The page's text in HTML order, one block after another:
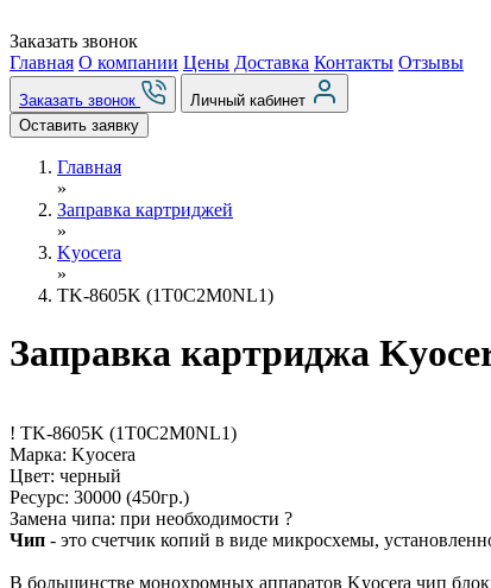
Заказать звонок
Главная О компании Цены Доставка Контакты Отзывы
Заказать звонок
Личный кабинет
Оставить заявку
Главная
»
Заправка картриджей
»
Kyocera
»
TK-8605K (1T0C2M0NL1)
Заправка картриджа
! TK-8605K (1T0C2M0NL1)
Марка: Kyocera
Цвет: черный
Ресурс: 30000 (450гр.)
Замена чипа: при необходимости ?
Чип - это счетчик копий в виде микросхемы,
В большинстве монохромных аппаратов Kyocera чип